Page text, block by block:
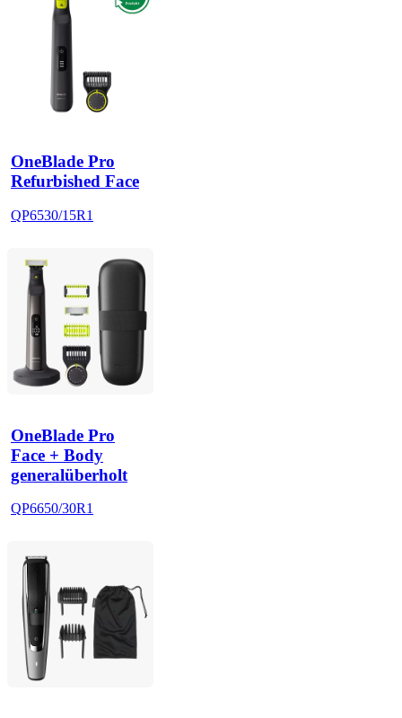
OneBlade Pro
Refurbished Face
QP6530/15R1
OneBlade Pro
Face + Body
generalüberholt
QP6650/30R1